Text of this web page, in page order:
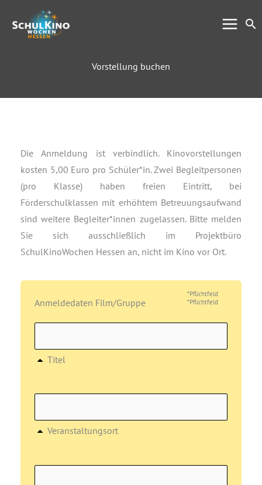
Inhalt
springen
Vorstellung buchen
Die Anmeldung ist verbindlich. Kinovorstellungen
kosten 5,00 Euro pro Schüler*in. Zwei Begleitpersonen
(pro Klasse) haben freien Eintritt, bei
Förderschulklassen mit erhöhtem Betreuungsaufwand
sind weitere Begleiter*innen zugelassen. Bitte melden
Sie sich ausschließlich im Projektbüro
SchulKinoWochen Hessen an, nicht im Kino vor Ort.
*Pflichtfeld
Anmeldedaten Film/Gruppe
Titel
Veranstaltungsort
*Pflichtfeld